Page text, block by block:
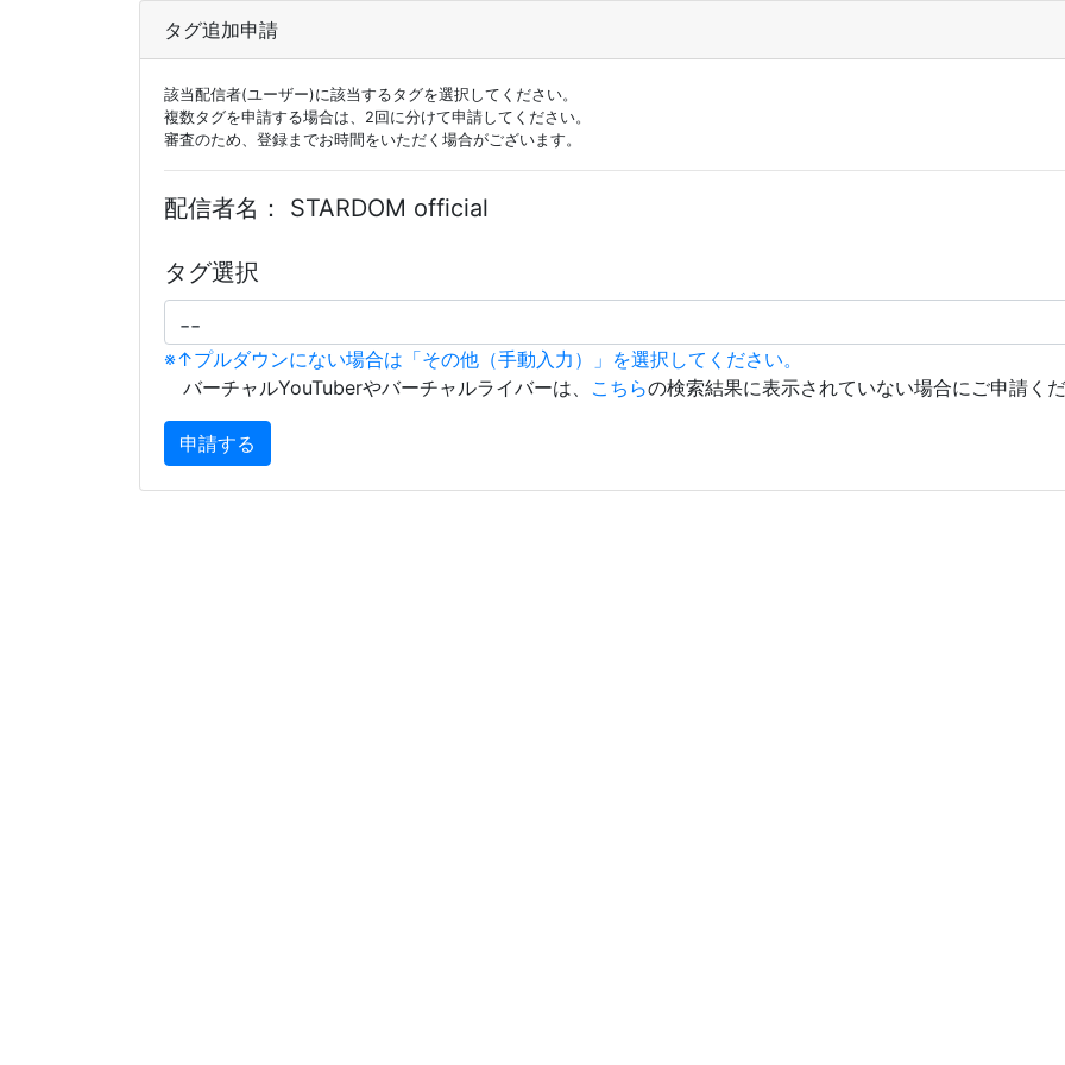
タグ追加申請
該当配信者(ユーザー)に該当するタグを選択してください。
複数タグを申請する場合は、2回に分けて申請してください。
審査のため、登録までお時間をいただく場合がございます。
配信者名： STARDOM official
タグ選択
※↑プルダウンにない場合は「その他（手動入力）」を選択してください。
バーチャルYouTuberやバーチャルライバーは、 こちらの検索結果に表示されていない場合にご申請く
申請する